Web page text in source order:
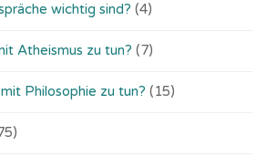
wichtig sind? (4)
Atheismus zu tun? (7)
Philosophie zu tun? (15)